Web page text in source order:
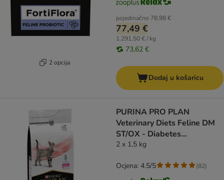
2 opcija
pojedinačno 78,98 €
77,49 €
1.291,50 € / kg
73,62 €
Dodaj u košaricu
PURINA PRO PLAN
Veterinary Diets Feline DM
ST/OX - Diabetes
Management
2 x 1,5 kg
Ocjena: 4.5/5 (82)